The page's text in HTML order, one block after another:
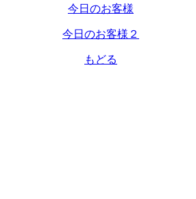
今日のお客様
今日のお客様２
もどる